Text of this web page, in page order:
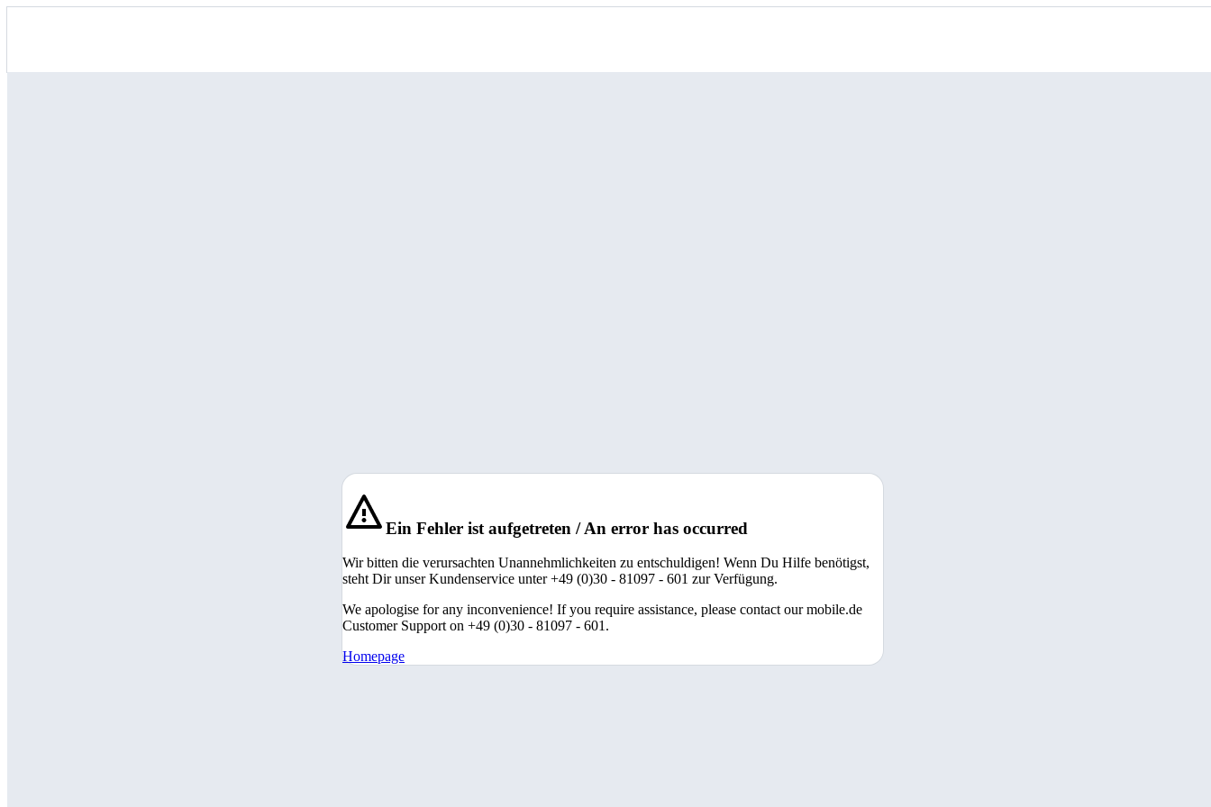
Ein Fehler ist aufgetreten / An error has occurred
Wir bitten die verursachten Unannehmlichkeiten zu entschuldigen! Wenn Du Hilfe benötigst,
steht Dir unser Kundenservice unter +49 (0)30 - 81097 - 601 zur Verfügung.
We apologise for any inconvenience! If you require assistance, please contact our mobile.de
Customer Support on +49 (0)30 - 81097 - 601.
Homepage